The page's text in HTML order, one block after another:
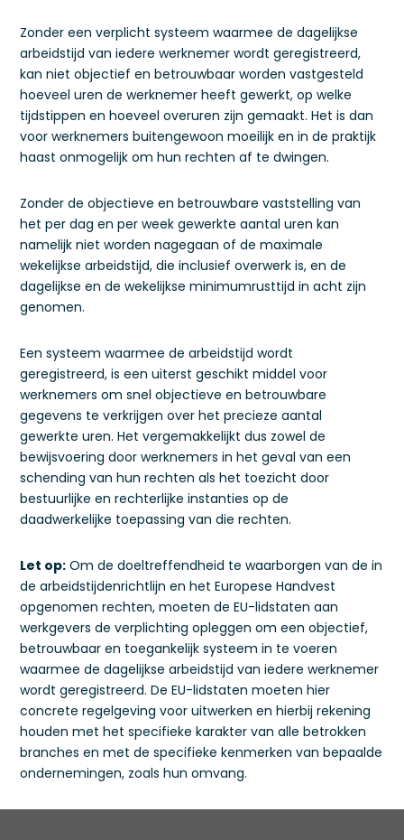
Zonder een verplicht systeem waarmee de dagelijkse
arbeidstijd van iedere werknemer wordt geregistreerd,
kan niet objectief en betrouwbaar worden vastgesteld
hoeveel uren de werknemer heeft gewerkt, op welke
tijdstippen en hoeveel overuren zijn gemaakt. Het is dan
voor werknemers buitengewoon moeilijk en in de praktijk
haast onmogelijk om hun rechten af te dwingen.
Zonder de objectieve en betrouwbare vaststelling van
het per dag en per week gewerkte aantal uren kan
namelijk niet worden nagegaan of de maximale
wekelijkse arbeidstijd, die inclusief overwerk is, en de
dagelijkse en de wekelijkse minimumrusttijd in acht zijn
genomen.
Een systeem waarmee de arbeidstijd wordt
geregistreerd, is een uiterst geschikt middel voor
werknemers om snel objectieve en betrouwbare
gegevens te verkrijgen over het precieze aantal
gewerkte uren. Het vergemakkelijkt dus zowel de
bewijsvoering door werknemers in het geval van een
schending van hun rechten als het toezicht door
bestuurlijke en rechterlijke instanties op de
daadwerkelijke toepassing van die rechten.
Let op: Om de doeltreffendheid te waarborgen van de in
de arbeidstijdenrichtlijn en het Europese Handvest
opgenomen rechten, moeten de EU-lidstaten aan
werkgevers de verplichting opleggen om een objectief,
betrouwbaar en toegankelijk systeem in te voeren
waarmee de dagelijkse arbeidstijd van iedere werknemer
wordt geregistreerd. De EU-lidstaten moeten hier
concrete regelgeving voor uitwerken en hierbij rekening
houden met het specifieke karakter van alle betrokken
branches en met de specifieke kenmerken van bepaalde
ondernemingen, zoals hun omvang.